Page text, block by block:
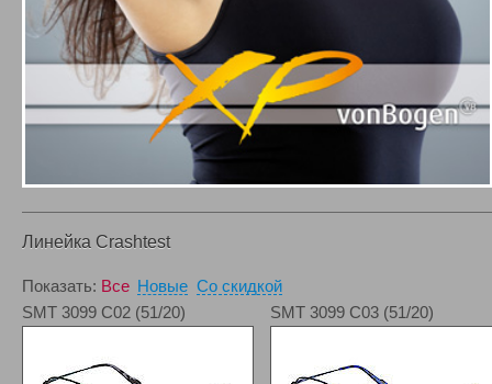
Линейка Crashtest
Показать: Все Новые Со скидкой
SMT 3099 C02 (51/20)
SMT 3099 C03 (51/20)